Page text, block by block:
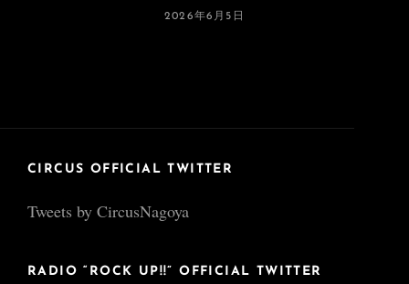
投
2026年6月5日
CIRCUS OFFICIAL TWITTER
Tweets by CircusNagoya
RADIO “ROCK UP!!” OFFICIAL TWITTER